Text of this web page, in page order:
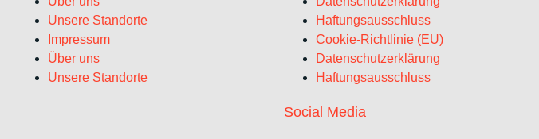
Unsere Standorte
Impressum
Über uns
Unsere Standorte
Haftungsausschluss
Cookie-Richtlinie (EU)
Datenschutzerklärung
Haftungsausschluss
Social Media